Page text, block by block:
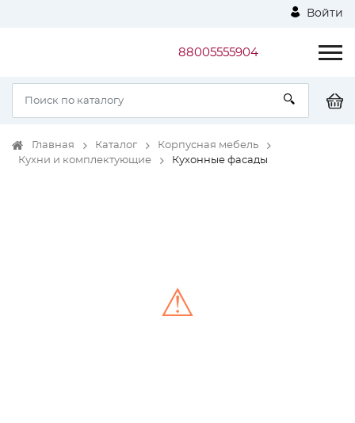
Войти
88005555904
Главная Каталог
Корпусная мебель
Кухни и комплектующие
Кухонные фасады
⚠